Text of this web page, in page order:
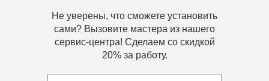
Не уверены, что сможете установить
сами? Вызовите мастера из нашего
сервис-центра! Сделаем со скидкой
20% за работу.